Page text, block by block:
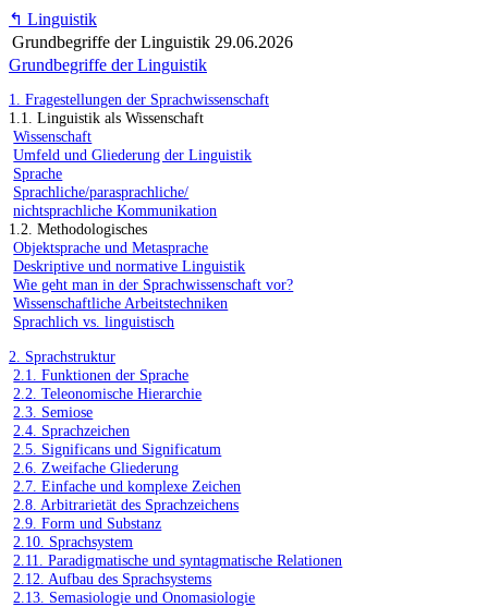
↰ Linguistik
Grundbegriffe der Linguistik 29.06.2026
Grundbegriffe der Linguistik
1. Fragestellungen der Sprachwissenschaft
1.1. Linguistik als Wissenschaft
Wissenschaft
Umfeld und Gliederung der Linguistik
Sprache
Sprachliche/parasprachliche/
nichtsprachliche Kommunikation
1.2. Methodologisches
Objektsprache und Metasprache
Deskriptive und normative Linguistik
Wie geht man in der Sprachwissenschaft vor?
Wissenschaftliche Arbeitstechniken
Sprachlich vs. linguistisch
2. Sprachstruktur
2.1. Funktionen der Sprache
2.2. Teleonomische Hierarchie
2.3. Semiose
2.4. Sprachzeichen
2.5. Significans und Significatum
2.6. Zweifache Gliederung
2.7. Einfache und komplexe Zeichen
2.8. Arbitrarietät des Sprachzeichens
2.9. Form und Substanz
2.10. Sprachsystem
2.11. Paradigmatische und syntagmatische Relationen
2.12. Aufbau des Sprachsystems
2.13. Semasiologie und Onomasiologie